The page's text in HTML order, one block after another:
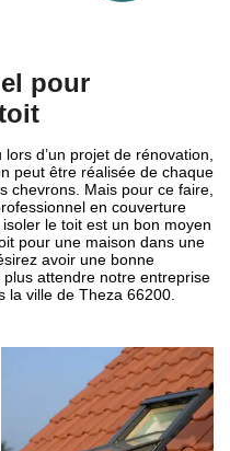
pour
d’un projet de rénovation,
peut être réalisée de chaque
chevrons. Mais pour ce faire,
en couverture
le toit est un bon moyen
pour une maison dans une
avoir une bonne
attendre notre entreprise
la ville de Theza 66200.